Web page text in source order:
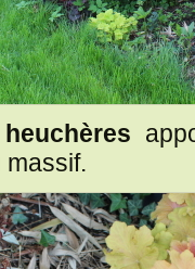
heuchères
massif.